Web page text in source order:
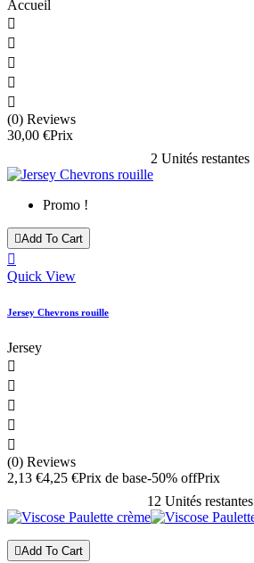
Accueil





(0) Reviews
30,00 €Prix
2 Unités restantes
Promo !
Add To Cart

Quick View
Jersey Chevrons rouille
Jersey





(0) Reviews
2,13 €4,25 €Prix de base-50% offPrix
12 Unités restantes
Add To Cart